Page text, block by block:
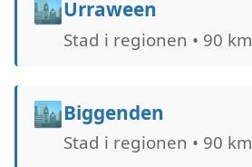
🏙️Urraween
Stad i regionen • 90 km
🏙️Biggenden
Stad i regionen • 90 km